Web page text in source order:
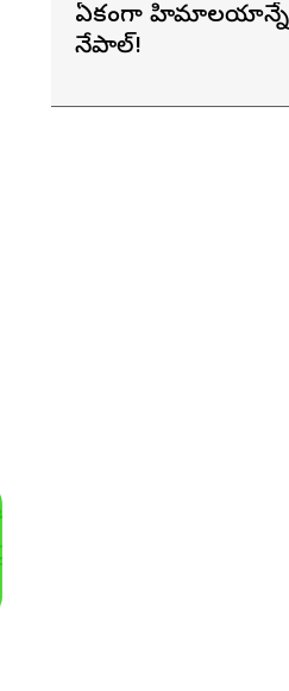
ఏకంగా హిమాలయాన్నే
నేపాల్!